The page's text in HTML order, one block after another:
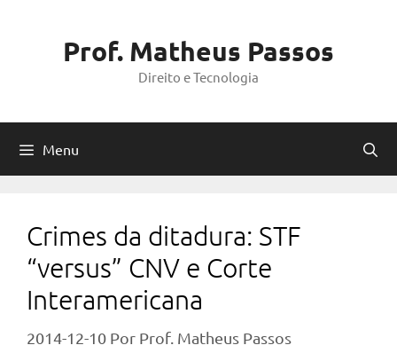
Prof. Matheus Passos
Direito e Tecnologia
Menu
Crimes da ditadura: STF
“versus” CNV e Corte
Interamericana
2014-12-10 Por Prof. Matheus Passos